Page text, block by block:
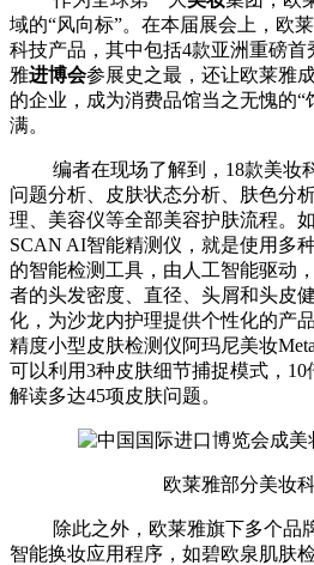
域的“风向标”。在本届展会上，欧
科技产品，其中包括4款亚洲重磅
雅进博会参展史之最，还让欧莱雅
的企业，成为消费品馆当之无愧的“
满。
编者在现场了解到，18款美妆
问题分析、皮肤状态分析、肤色分
理、美容仪等全部美容护肤流程。
SCAN AI智能精测仪，就是使用多
的智能检测工具，由人工智能驱动
者的头发密度、直径、头屑和头皮
化，为沙龙内护理提供个性化的产
精度小型皮肤检测仪阿玛尼美妆
可以利用3种皮肤细节捕捉模式，
解读多达45项皮肤问题。
欧莱雅部分美妆
除此之外，欧莱雅旗下多个品
智能换妆应用程序，如碧欧泉肌肤